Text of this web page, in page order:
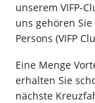
unserem VIFP-
uns gehören
Persons (VIFP
Eine Menge
erhalten Sie
nächste